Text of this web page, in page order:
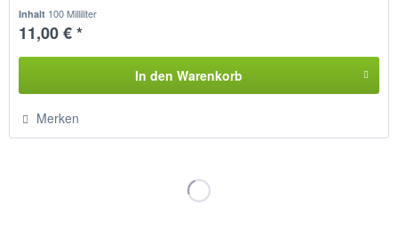
Inhalt 100 Milliliter
11,00 € *
In den Warenkorb
Merken